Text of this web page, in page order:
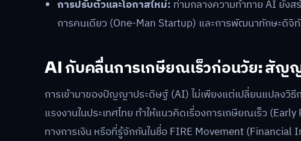
การปรับตัวและโอกาสใหม่: ท่ามกลางความท้าทาย AI ยังส
การคนเดียว (One-Man Startup) และการพัฒนาทักษะดิจิ
AI กับคลื่นการเกษียณเร็วก่อนวัย: สัญ
การเข้ามาของปัญญาประดิษฐ์ (AI) ไม่เพียงแต่เปลี่ยนแปลงวิ
แรงงานในประเทศไทย ทำให้แนวคิดเรื่องการเกษียณเร็ว
ทางการเงิน หรือที่รู้จักกันในชื่อ FIRE Movement